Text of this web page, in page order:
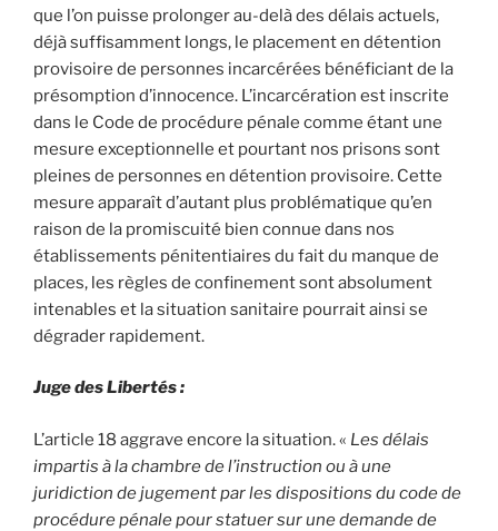
que l’on puisse prolonger au-delà des délais actuels,
déjà suffisamment longs, le placement en détention
provisoire de personnes incarcérées bénéficiant de la
présomption d’innocence. L’incarcération est inscrite
dans le Code de procédure pénale comme étant une
mesure exceptionnelle et pourtant nos prisons sont
pleines de personnes en détention provisoire. Cette
mesure apparaît d’autant plus problématique qu’en
raison de la promiscuité bien connue dans nos
établissements pénitentiaires du fait du manque de
places, les règles de confinement sont absolument
intenables et la situation sanitaire pourrait ainsi se
dégrader rapidement.
Juge des Libertés :
L’article 18 aggrave encore la situation. « Les délais
impartis à la chambre de l’instruction ou à une
juridiction de jugement par les dispositions du code de
procédure pénale pour statuer sur une demande de